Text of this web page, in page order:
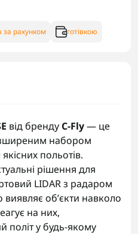
за рахунком готівкою
від бренду C-Fly— це
набором
польотів.
рішення для
LIDAR з радаром
об’єкти навколо
на них,
політ у будь-якому